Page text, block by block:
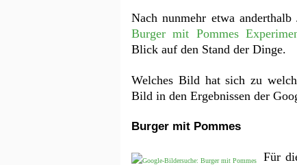
Nach nunmehr etwa
Burger mit Pommes
Blick auf den Stand der Dinge.
Welches Bild hat sich zu
Bild in den Ergebnissen der
Burger mit Pommes
Für